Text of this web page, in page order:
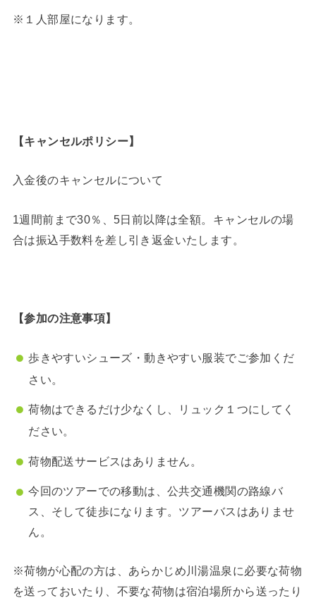
※１人部屋になります。
【キャンセルポリシー】
入金後のキャンセルについて
1週間前まで30％、5日前以降は全額。キャンセルの場
合は振込手数料を差し引き返金いたします。
【参加の注意事項】
歩きやすいシューズ・動きやすい服装でご参加くだ
さい。
荷物はできるだけ少なくし、リュック１つにしてく
ださい。
荷物配送サービスはありません。
今回のツアーでの移動は、公共交通機関の路線バ
ス、そして徒歩になります。ツアーバスはありませ
ん。
※荷物が心配の方は、あらかじめ川湯温泉に必要な荷物
を送っておいたり、不要な荷物は宿泊場所から送ったり